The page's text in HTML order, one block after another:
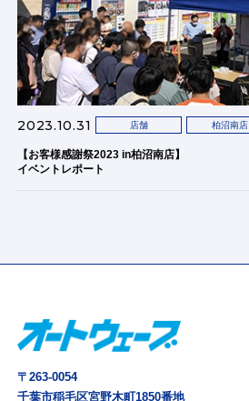
2023.10.31 店舗 柏沼南店
【お客様感謝祭2023 in柏沼南店】
イベントレポート
〒263-0054
千葉市稲毛区宮野木町1850番地